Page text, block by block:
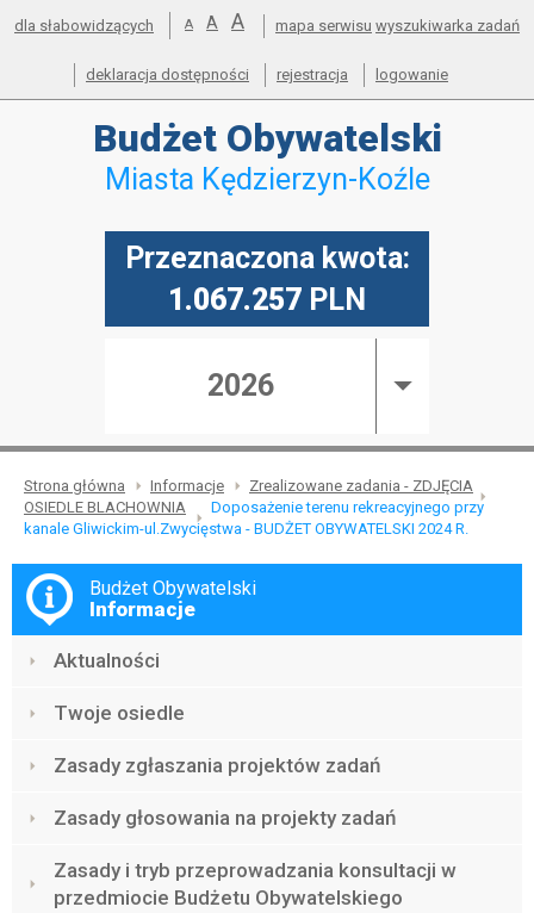
Przejdź do głównego
Przejdź do treści
Przejdź do wyszukiwarki
Przejdź do mapy serwisu
dla słabowidzących A pomniejsz
czcionkę
A standardowy
rozmiar
A powiększ
czcionkę
mapa serwisu wyszukiwarka zadań
deklaracja dostępności rejestracja logowanie
Budżet Obywatelski
Miasta Kędzierzyn-Koźle
Przeznaczona kwota:
1.067.257 PLN
2026
Strona główna Informacje
Zrealizowane zadania - ZDJĘCIA
OSIEDLE BLACHOWNIA
Doposażenie terenu rekreacyjnego przy
kanale Gliwickim-ul.Zwycięstwa - BUDŻET OBYWATELSKI 2024 R.
Menu
Budżet Obywatelski
Informacje
Aktualności
Twoje osiedle
Zasady zgłaszania projektów zadań
Zasady głosowania na projekty zadań
Zasady i tryb przeprowadzania konsultacji w
przedmiocie Budżetu Obywatelskiego